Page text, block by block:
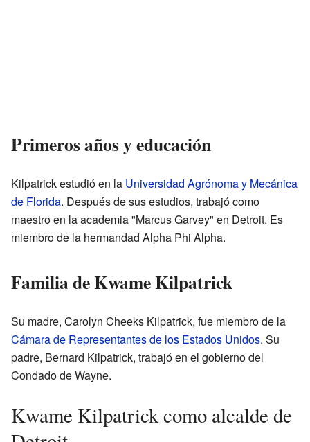
Primeros años y educación
Kilpatrick estudió en la Universidad Agrónoma y Mecánica
de Florida. Después de sus estudios, trabajó como
maestro en la academia "Marcus Garvey" en Detroit. Es
miembro de la hermandad Alpha Phi Alpha.
Familia de Kwame Kilpatrick
Su madre, Carolyn Cheeks Kilpatrick, fue miembro de la
Cámara de Representantes de los Estados Unidos. Su
padre, Bernard Kilpatrick, trabajó en el gobierno del
Condado de Wayne.
Kwame Kilpatrick como alcalde de